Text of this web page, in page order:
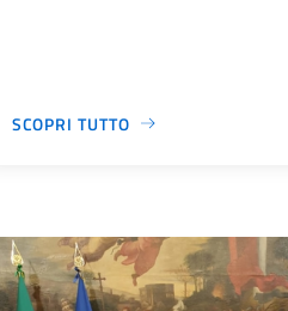
SCOPRI TUTTO